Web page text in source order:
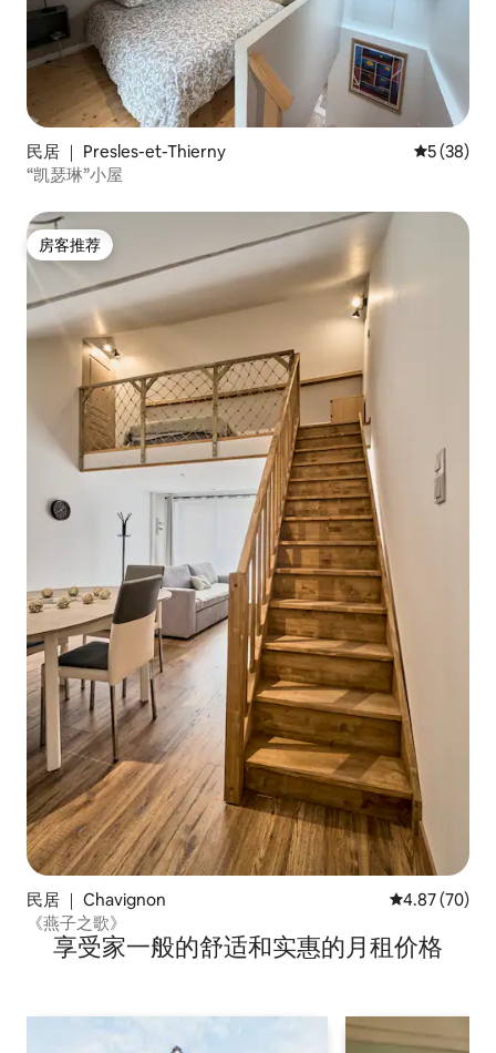
民居 ｜ Presles-et-Thierny 平均评分
5 (38)
“凯瑟琳”小屋
房客推荐
房客推荐
民居 ｜ Chavignon 平均评分
4.87 (70)
《燕子之歌》
享受家一般的舒适和实惠的月租价格